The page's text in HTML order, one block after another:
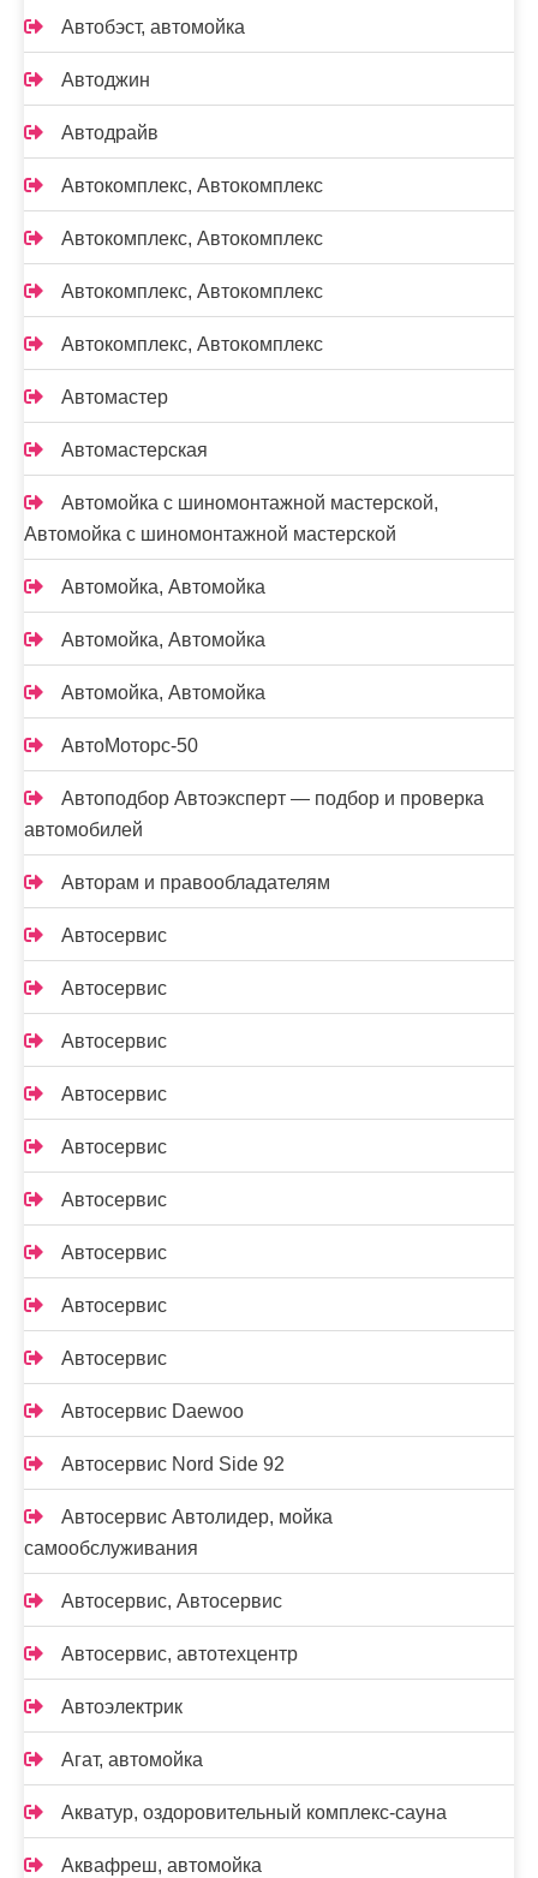
Автобэст, автомойка
Автоджин
Автодрайв
Автокомплекс, Автокомплекс
Автокомплекс, Автокомплекс
Автокомплекс, Автокомплекс
Автокомплекс, Автокомплекс
Автомастер
Автомастерская
Автомойка с шиномонтажной мастерской,
Автомойка с шиномонтажной мастерской
Автомойка, Автомойка
Автомойка, Автомойка
Автомойка, Автомойка
АвтоМоторс-50
Автоподбор Автоэксперт — подбор и проверка
автомобилей
Авторам и правообладателям
Автосервис
Автосервис
Автосервис
Автосервис
Автосервис
Автосервис
Автосервис
Автосервис
Автосервис
Автосервис Daewoo
Автосервис Nord Side 92
Автосервис Автолидер, мойка
самообслуживания
Автосервис, Автосервис
Автосервис, автотехцентр
Автоэлектрик
Агат, автомойка
Акватур, оздоровительный комплекс-сауна
Аквафреш, автомойка